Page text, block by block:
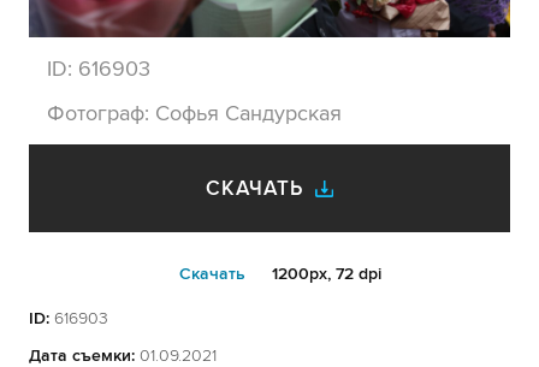
ID: 616903
Фотограф: Софья Сандурская
СКАЧАТЬ
Cкачать 1200px, 72 dpi
ID: 616903
Дата съемки: 01.09.2021